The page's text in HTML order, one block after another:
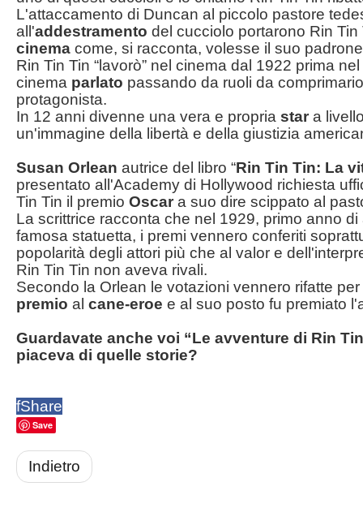
L'attaccamento di Duncan al piccolo pastore
all'addestramento del cucciolo portarono Rin
cinema come, si racconta, volesse il suo
Rin Tin Tin “lavorò” nel cinema dal 1922 prima nel
cinema parlato passando da ruoli da
protagonista.
In 12 anni divenne una vera e propria star a
un'immagine della libertà e della giustizia
Susan Orlean autrice del libro “Rin Tin Tin: La
presentato all'Academy di Hollywood richiesta
Tin Tin il premio Oscar a suo dire scippato al
La scrittrice racconta che nel 1929, primo anno
famosa statuetta, i premi vennero conferiti
popolarità degli attori più che al valor e
Rin Tin Tin non aveva rivali.
Secondo la Orlean le votazioni vennero rifatte
premio al cane-eroe e al suo posto fu premiato
Guardavate anche voi “Le avventure di Rin
piaceva di quelle storie?
fShare
Save
Indietro